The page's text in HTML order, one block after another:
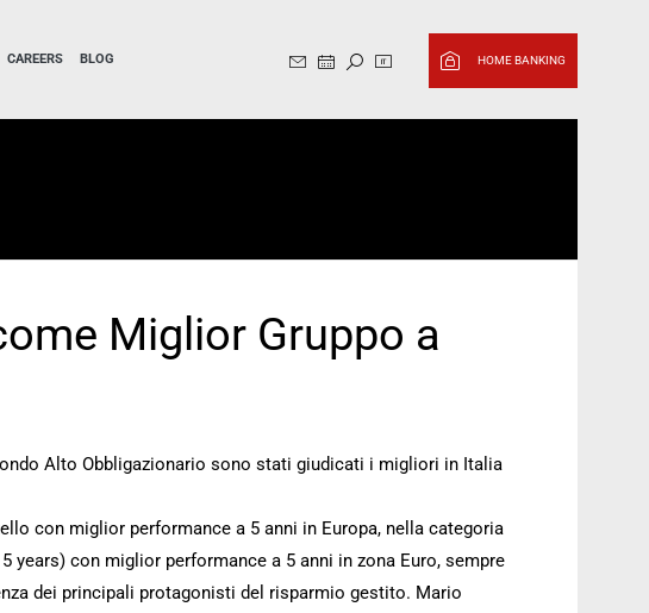
CAREERS BLOG Sito in italiano, cambia in
HOME BANKING
Miglior Gruppo a
Alto Obbligazionario sono stati giudicati i migliori in Italia
con miglior performance a 5 anni in Europa, nella categoria
years) con miglior performance a 5 anni in zona Euro, sempre
dei principali protagonisti del risparmio gestito. Mario